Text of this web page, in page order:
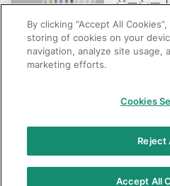
ジーシー
GC：
無断転
当サイトの利用条件
個人情報
透明性に関する指針
クアラ
By clicking “Accept All
storing of cookies on your
navigation, analyze site usage,
marketing efforts.
Cookies
Reject
Accept All